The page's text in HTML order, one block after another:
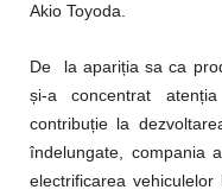
Akio Toyoda.
De la apariția sa ca
și-a concentrat
contribuție la
îndelungate, compania
electrificarea